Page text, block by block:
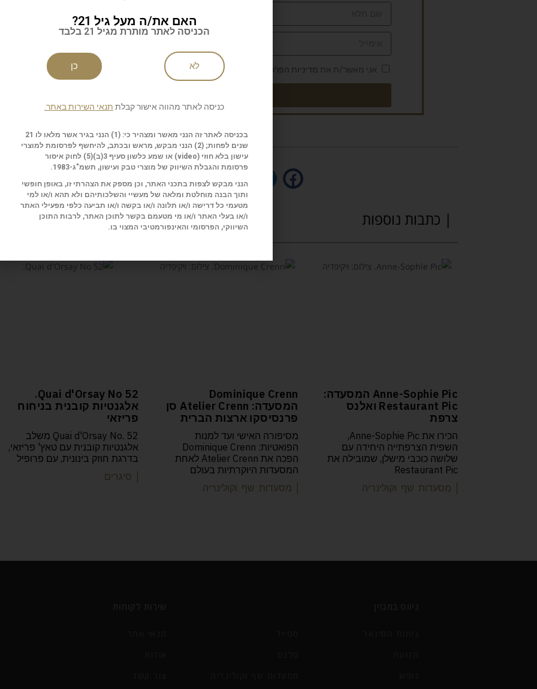
אני מאשר/ת את מדיניות הפרטיות
| כתבות נוספות
Anne-Sophie Pic המסעדה:
Restaurant Pic ואלנס
צרפת
הכירו את Anne-Sophie Pic,
השפית הצרפתייה היחידה עם
שלושה כוכבי מישלן, שמובילה את
Restaurant Pic
| מסעדות שף וקולינריה
Dominique Crenn
המסעדה: Atelier Crenn סן
פרנסיסקו ארצות הברית
מסיפורה האישי ועד למנות
הפואטיות: Dominique Crenn
הפכה את Atelier Crenn לאחת
המסעדות היוקרתיות בעולם
| מסעדות שף וקולינריה
52 Quai d'Orsay No.
אלגנטיות קובנית בניחוח
פריזאי
Quai d'Orsay No. 52 משלב
אלגנטיות קובנית עם טאץ' פריזאי,
בדרגת חוזק בינונית, עם פרופיל
| סיגרים
האם את/ה מעל גיל 21?
הכניסה לאתר מותרת מגיל 21 בלבד
לא כן
כניסה לאתר מהווה אישור קבלת תנאי השירות באתר.
בכניסה לאתר זה הנני מאשר ומצהיר כי: (1) הנני בגיר אשר מלאו לו 21
שנים לפחות; (2) הנני מבקש, מראש ובכתב, להיחשף לפרסומת למוצרי
עישון בלא חוזי (video
) או שמע כלשון סעיף 3(ב)(5) לחוק איסור
פרסומת והגבלת השיווק של מוצרי טבק ועישון, תשמ"ג-1983.
הנני מבקש לצפות בתכני האתר, וכן מספק את הצהרתי זו, באופן חופשי
ותוך הבנה מוחלטת ומלאה של מעשיי והשלכותיהם ולא תהא ו/או למי
מטעמי כל דרישה ו/או תלונה ו/או בקשה ו/או תביעה כלפי מפעילי האתר
ו/או בעלי האתר ו/או מי מטעמם בקשר לתוכן האתר, לרבות התוכן
השיווקי, הפרסומי והאינפורמטיבי המצוי בו.